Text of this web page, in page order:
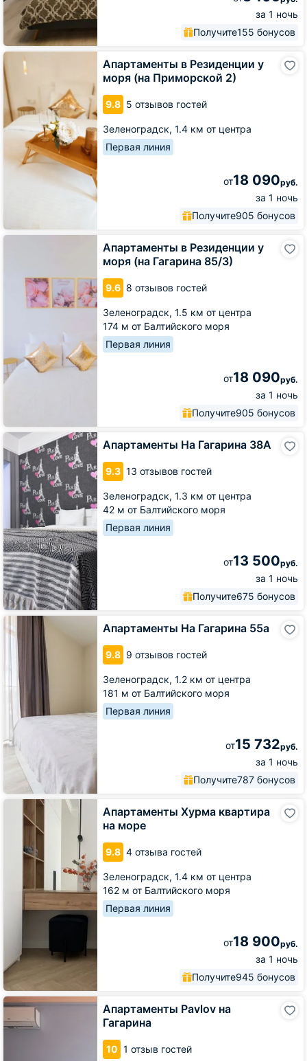
за 1 ночь
Получите155 бонусов
Апартаменты в Резиденции у
моря (на Приморской 2)
9.8 5 отзывов гостей
Зеленоградск, 1.4 км от центра
Первая линия
от18 090руб.
за 1 ночь
Получите905 бонусов
Апартаменты
в
Резиденции
у
моря
(на
Приморской
Апартаменты в Резиденции у
моря (на Гагарина 85/3)
9.6 8 отзывов гостей
Зеленоградск, 1.5 км от центра
174 м от Балтийского моря
Первая линия
от18 090руб.
за 1 ночь
Получите905 бонусов
Апартаменты
Апартаменты На Гагарина 38А
9.3 13 отзывов гостей
Зеленоградск, 1.3 км от центра
42 м от Балтийского моря
Первая линия
от13 500руб.
за 1 ночь
Получите675 бонусов
Апартаменты
На
Гагарина
Апартаменты На Гагарина 55а
9.8 9 отзывов гостей
Зеленоградск, 1.2 км от центра
181 м от Балтийского моря
Первая линия
от15 732руб.
за 1 ночь
Получите787 бонусов
Апартаменты
На
Гагарина
Апартаменты Хурма квартира
на море
9.8 4 отзыва гостей
Зеленоградск, 1.4 км от центра
162 м от Балтийского моря
Первая линия
от18 900руб.
за 1 ночь
Получите945 бонусов
Апартаменты
Хурма
квартира
Апартаменты Pavlov на
Гагарина
10 1 отзыв гостей
Апартаменты
на